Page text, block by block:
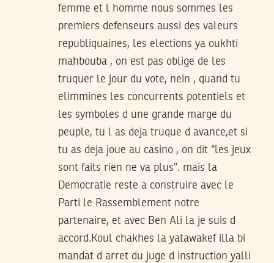
femme et l homme nous sommes les
premiers defenseurs aussi des valeurs
republiquaines, les elections ya oukhti
mahbouba , on est pas oblige de les
truquer le jour du vote, nein , quand tu
elimmines les concurrents potentiels et
les symboles d une grande marge du
peuple, tu l as deja truque d avance,et si
tu as deja joue au casino , on dit “les jeux
sont faits rien ne va plus”. mais la
Democratie reste a construire avec le
Parti le Rassemblement notre
partenaire, et avec Ben Ali la je suis d
accord.Koul chakhes la yatawakef illa bi
mandat d arret du juge d instruction yalli